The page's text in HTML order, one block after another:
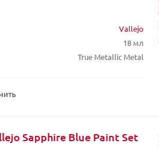
Vallejo
18 мл
True Metallic Metal
Sapphire Blue Paint Set